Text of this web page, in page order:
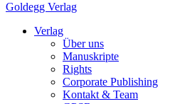
Goldegg Verlag
Verlag
Über uns
Manuskripte
Rights
Corporate Publishing
Kontakt & Team